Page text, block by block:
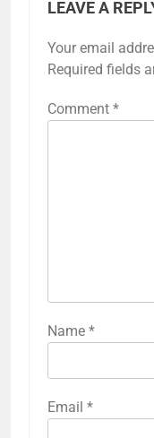
LEAVE A
Your email
Required fields
Comment *
Name *
Email *